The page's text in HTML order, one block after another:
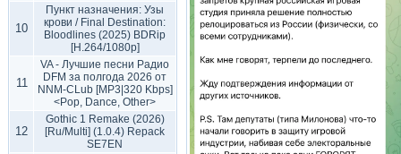
10
Пункт назначения: Узы
крови / Final Destination:
Bloodlines (2025) BDRip
[H.264/1080p]
11
VA - Лучшие песни Радио
DFM за полгода 2026 от
NNM-CLub [MP3|320 Kbps]
<Pop, Dance, Other>
12
Gothic 1 Remake (2026)
[Ru/Multi] (1.0.4) Repack
SE7EN